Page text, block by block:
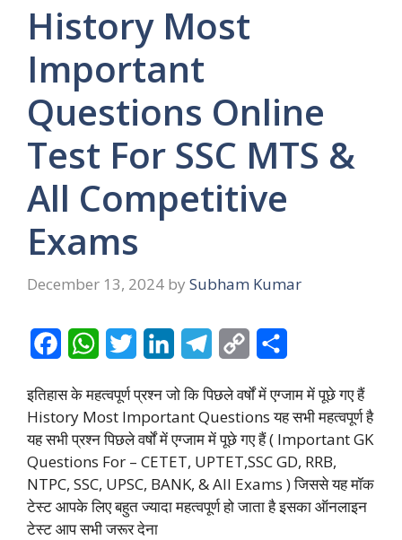
History Most
Important
Questions Online
Test For SSC MTS &
All Competitive
Exams
December 13, 2024 by Subham Kumar
c
e
b
o
o
W
a
t
s
A
p
i
t
t
e
r
n
k
e
d
l
e
g
r
p
y
L
i
a
r
e
इतिहास के महत्वपूर्ण प्रश्न जो कि पिछले वर्षों में एग्जाम में पूछे गए हैं
History Most Important Questions यह सभी महत्वपूर्ण है
यह सभी प्रश्न पिछले वर्षों में एग्जाम में पूछे गए हैं ( Important GK
Questions For – CETET, UPTET,SSC GD, RRB,
NTPC, SSC, UPSC, BANK, & All Exams ) जिससे यह मॉक
टेस्ट आपके लिए बहुत ज्यादा महत्वपूर्ण हो जाता है इसका ऑनलाइन
टेस्ट आप सभी जरूर देना